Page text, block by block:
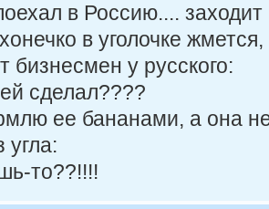
в Россию.... заходит
в уголочке
бизнесмен у русского:
сделал????
ее бананами, а она
угла:
то??!!!!